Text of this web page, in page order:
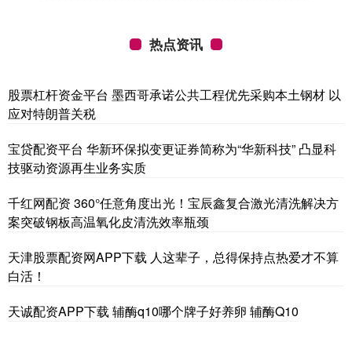
热点资讯
股票杠杆资金平台 墨西哥承诺公共工程优先采购本土钢材 以
应对特朗普关税
宝贷配资平台 华新环保拟变更证券简称为“华新科技” 凸显科
技驱动资源再生业务实质
千红网配资 360°任意角度出光！宝辰鑫复合激光清洗解决方
案突破钢板高温氧化皮清洗效率瓶颈
天津股票配资网APP下载 人这辈子，总得保持点热爱才不算
白活！
天诚配资APP下载 辅酶q10哪个牌子好养卵 辅酶Q10